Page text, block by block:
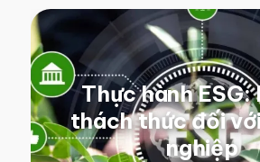
Thực hành ESG:
thách thức đối
nghiệp